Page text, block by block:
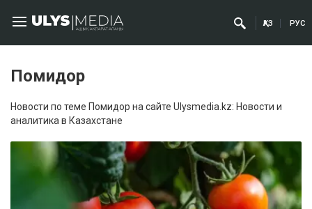
ҚАЗ РУС
Помидор
Новости по теме Помидор на сайте Ulysmedia.kz: Новости и
аналитика в Казахстане